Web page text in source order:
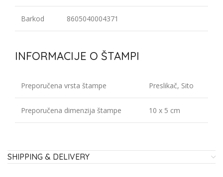
Barkod 8605040004371
INFORMACIJE O ŠTAMPI
Preporučena vrsta štampe Preslikač, Sito
Preporučena dimenzija štampe 10 x 5 cm
SHIPPING & DELIVERY